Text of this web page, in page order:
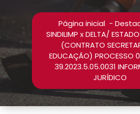
Página inicial -
SINDILIMP x DELTA/
(CONTRATO
EDUCAÇÃO) PROCESSO
39.2023.5.05.0031
JURÍDICO